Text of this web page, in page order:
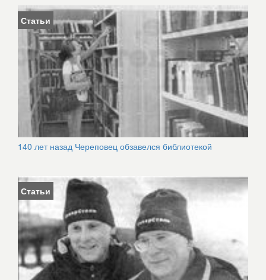
Статьи
140 лет назад Череповец обзавелся библиотекой
Статьи